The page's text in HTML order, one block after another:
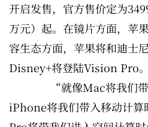
开启发售，官方售价定为
万元）起。在镜片方面，苹
容生态方面，苹果将和迪士
Disney+将登陆Vision Pro。
“就像Mac将我们带
iPhone将我们带入移动计